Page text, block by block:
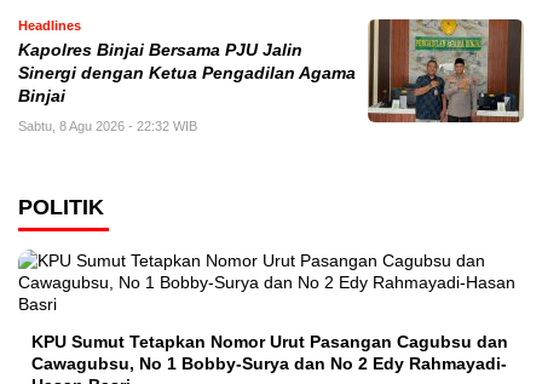
Headlines
Kapolres Binjai Bersama PJU Jalin
Sinergi dengan Ketua Pengadilan Agama
Binjai
Sabtu, 8 Agu 2026 - 22:32 WIB
POLITIK
KPU Sumut Tetapkan Nomor Urut Pasangan Cagubsu dan
Cawagubsu, No 1 Bobby-Surya dan No 2 Edy Rahmayadi-